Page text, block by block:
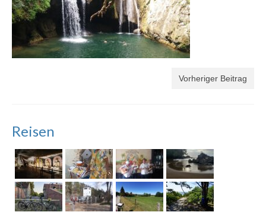
Vorheriger Beitrag
Reisen